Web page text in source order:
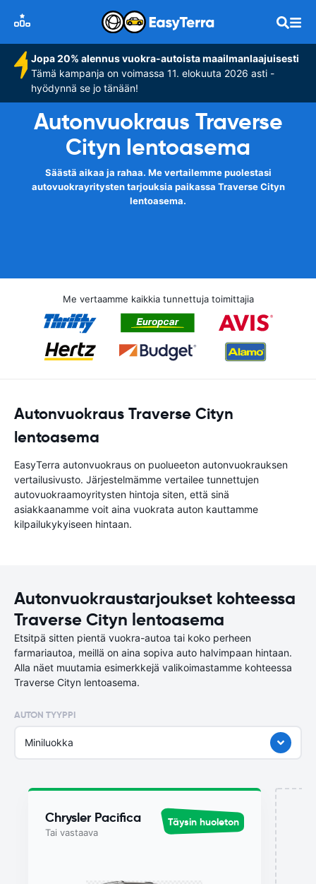
Jopa 20% alennus vuokra-autoista maailmanlaajuisesti
Tämä kampanja on voimassa 11. elokuuta 2026 asti -
hyödynnä se jo tänään!
Autonvuokraus Traverse
Cityn lentoasema
Säästä aikaa ja rahaa. Me vertailemme puolestasi
autovuokrayritysten tarjouksia paikassa Traverse Cityn
lentoasema.
Me vertaamme kaikkia tunnettuja toimittajia
Autonvuokraus Traverse Cityn
lentoasema
EasyTerra autonvuokraus on puolueeton autonvuokrauksen
vertailusivusto. Järjestelmämme vertailee tunnettujen
autovuokraamoyritysten hintoja siten, että sinä
asiakkaanamme voit aina vuokrata auton kauttamme
kilpailukykyiseen hintaan.
Autonvuokraustarjoukset kohteessa
Traverse Cityn lentoasema
Etsitpä sitten pientä vuokra-autoa tai koko perheen
farmariautoa, meillä on aina sopiva auto halvimpaan hintaan.
Alla näet muutamia esimerkkejä valikoimastamme kohteessa
Traverse Cityn lentoasema.
AUTON TYYPPI
Miniluokka
Chrysler Pacifica
Tai vastaava
Täysin huoleton